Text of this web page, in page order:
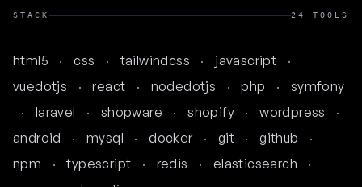
STACK 24 TOOLS
html5 · css · tailwindcss · javascript
·
vuedotjs
· react · nodedotjs · php ·
symfony
·
laravel · shopware · shopify · wordpress
·
android
· mysql · docker · git · github
·
npm
· typescript · redis · elasticsearch
·